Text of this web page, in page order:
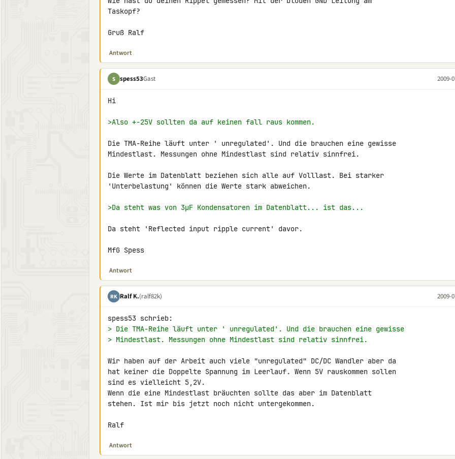
Taskopf?
Gruß Ralf
Antwort
S spess53Gast 2009-
Hi
>Also +-25V sollten da auf keinen fall raus kommen.
Die TMA-Reihe läuft unter ' unregulated'. Und die brauchen eine gewisse
Mindestlast. Messungen ohne Mindestlast sind relativ sinnfrei.
Die Werte im Datenblatt beziehen sich alle auf Volllast. Bei starker
'Unterbelastung' können die Werte stark abweichen.
>Da steht was von 3µF Kondensatoren im Datenblatt... ist das...
Da steht 'Reflected input ripple current' davor.
MfG Spess
Antwort
RK Ralf K.(ralf82k) 2009-
> Die TMA-Reihe läuft unter ' unregulated'. Und die brauchen eine gewisse
> Mindestlast. Messungen ohne Mindestlast sind relativ sinnfrei.
Wir haben auf der Arbeit auch viele "unregulated" DC/DC Wandler aber da
hat keiner die Doppelte Spannung im Leerlauf. Wenn 5V rauskommen sollen
sind es vielleicht 5,2V.
Wenn die eine Mindestlast bräuchten sollte das aber im Datenblatt
stehen. Ist mir bis jetzt noch nicht untergekommen.
Ralf
Antwort